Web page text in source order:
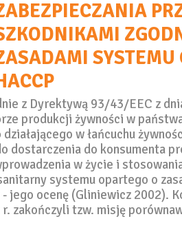
SYSTEMU
z Dyrektywą 93/43/EEC z
produkcji żywności w
w łańcuchu
dostarczenia do konsumenta
w życie i
systemu opartego o
jego ocenę (Gliniewicz 2002).
zakończyli tzw. misję